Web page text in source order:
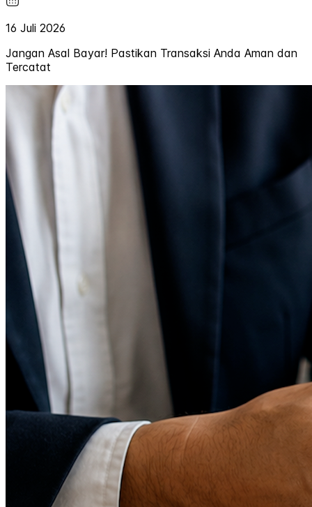
16 Juli 2026
Jangan Asal Bayar! Pastikan Transaksi Anda Aman dan
Tercatat